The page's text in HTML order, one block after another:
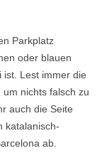
Parkplatz
oder blauen
Lest immer die
nichts falsch zu
auch die Seite
katalanisch-
ab.